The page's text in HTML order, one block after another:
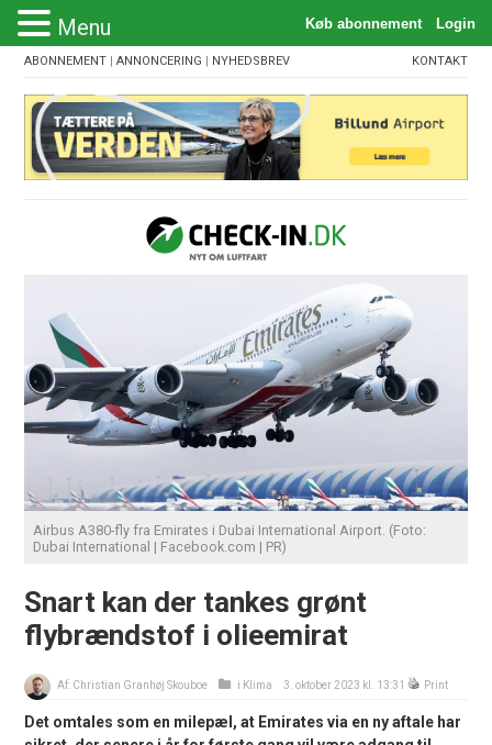
ABONNEMENT |ANNONCERING | NYHEDSBREV KONTAKT
Airbus A380-fly fra Emirates i Dubai International Airport. (Foto:
Dubai International | Facebook.com | PR)
Snart kan der tankes grønt
flybrændstof i olieemirat
Af: Christian Granhøj Skouboe i Klima 3. oktober 2023 kl. 13:31 Print
Det omtales som en milepæl, at Emirates via en ny aftale har
Menu